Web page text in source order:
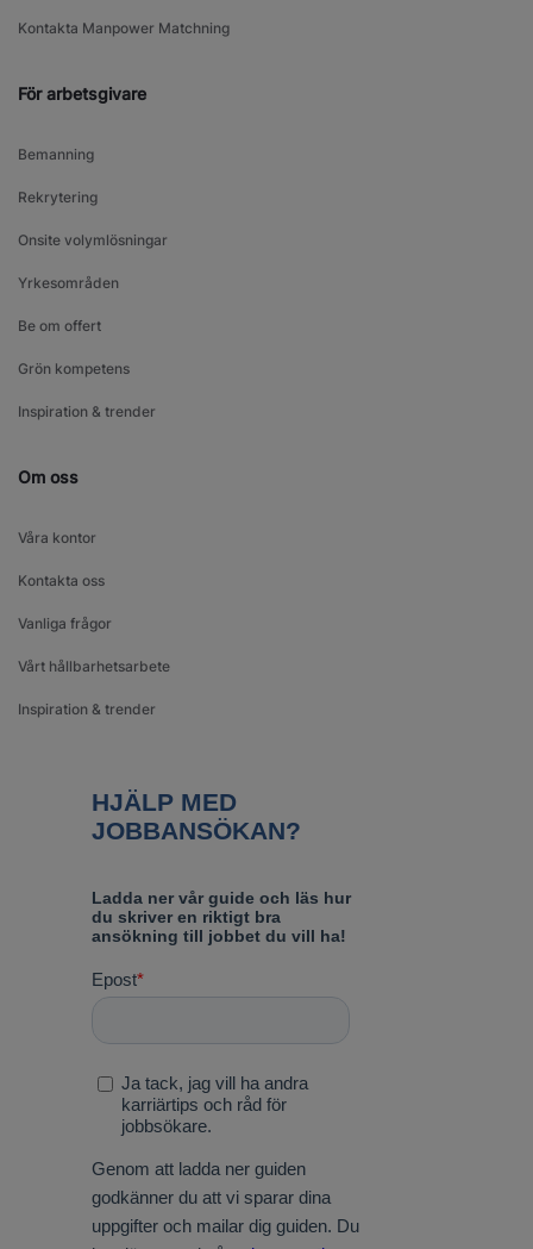
Kontakta Manpower Matchning
För arbetsgivare
Bemanning
Rekrytering
Onsite volymlösningar
Yrkesområden
Be om offert
Grön kompetens
Inspiration & trender
Om oss
Våra kontor
Kontakta oss
Vanliga frågor
Vårt hållbarhetsarbete
Inspiration & trender